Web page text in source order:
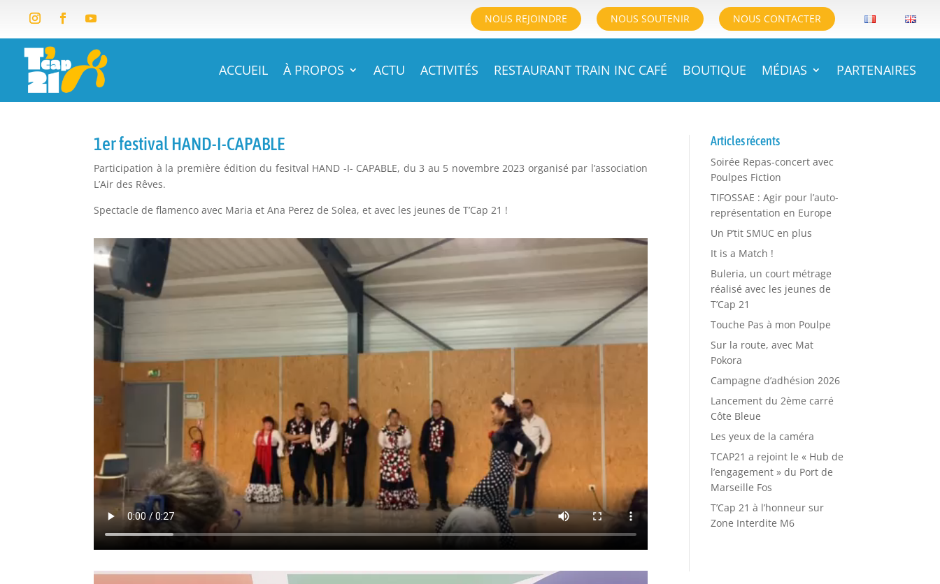
NOUS REJOINDRE NOUS SOUTENIR NOUS CONTACTER
ACCUEIL À PROPOS ACTU ACTIVITÉS RESTAURANT TRAIN INC CAFÉ BOUTIQUE MÉDIAS PARTENAIRES
1er festival HAND-I-CAPABLE
Participation à la première édition du fesitval HAND -I- CAPABLE, du 3 au 5 novembre 2023 organisé par l’association
L’Air des Rêves.
Spectacle de flamenco avec Maria et Ana Perez de Solea, et avec les jeunes de T’Cap 21 !
Articles récents
Soirée Repas-concert avec
Poulpes Fiction
TIFOSSAE : Agir pour l’auto-
représentation en Europe
Un P’tit SMUC en plus
It is a Match !
Buleria, un court métrage
réalisé avec les jeunes de
T’Cap 21
Touche Pas à mon Poulpe
Sur la route, avec Mat
Pokora
Campagne d’adhésion 2026
Lancement du 2ème carré
Côte Bleue
Les yeux de la caméra
TCAP21 a rejoint le « Hub de
l’engagement » du Port de
Marseille Fos
T’Cap 21 à l’honneur sur
Zone Interdite M6